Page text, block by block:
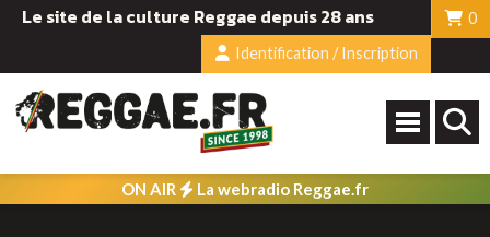
Le site de la culture Reggae depuis 28 ans
0
Identification / Inscription
ON AIR La webradio Reggae.fr